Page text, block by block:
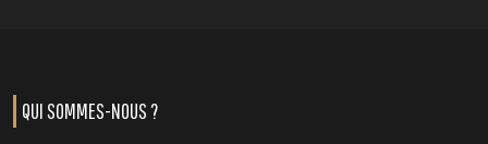
QUI SOMMES-NOUS ?